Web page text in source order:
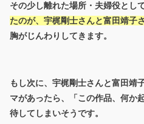
その少し離れた場所・夫婦役として
たのが、宇梶剛士さんと富田靖子
胸がじんわりしてきます。
もし次に、宇梶剛士さんと富田靖
マがあったら、「この作品、何か
待してしまいそうです。